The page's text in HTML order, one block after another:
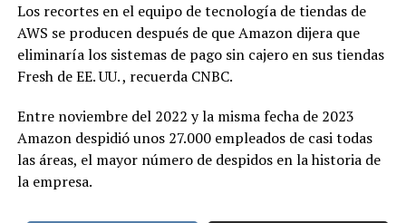
Los recortes en el equipo de tecnología de tiendas de
AWS se producen después de que Amazon dijera que
eliminaría los sistemas de pago sin cajero en sus tiendas
Fresh de EE. UU. , recuerda CNBC.
Entre noviembre del 2022 y la misma fecha de 2023
Amazon despidió unos 27.000 empleados de casi todas
las áreas, el mayor número de despidos en la historia de
la empresa.